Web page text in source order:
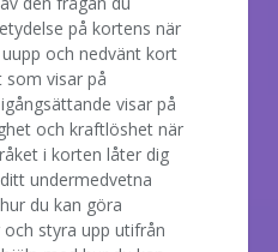
på kortens när
och nedvänt kort
visar på
visar på
och kraftlöshet när
i korten låter dig
undermedvetna
du kan göra
styra upp utifrån